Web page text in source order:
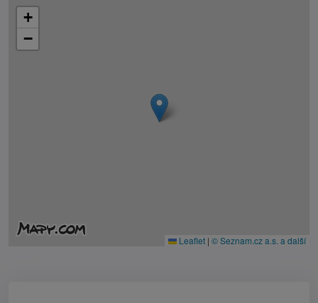
+
−
Leaflet | © Seznam.cz a.s. a další